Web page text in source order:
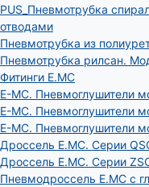
PUS_Пневмотрубка
отводами
Пневмотрубка из
Пневмотрубка рилсан.
Фитинги E.MC
E-MC. Пневмоглушители
E-MC. Пневмоглушители
E-MC. Пневмоглушители
Дроссель E.MC. Серии
Дроссель E.MC. Серии
Пневмодроссель E.MC с